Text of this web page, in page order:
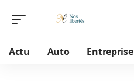
Actu Auto Entreprise